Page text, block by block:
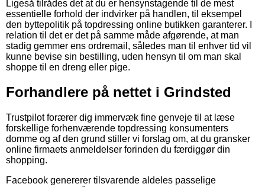
Ligeså tilrådes det at du er hensynstagende til de mest
essentielle forhold der indvirker på handlen, til eksempel
den byttepolitik på topdressing online butikken garanterer. I
relation til det er det på samme måde afgørende, at man
stadig gemmer ens ordremail, således man til enhver tid vil
kunne bevise sin bestilling, uden hensyn til om man skal
shoppe til en dreng eller pige.
Forhandlere på nettet i Grindsted
Trustpilot forærer dig immervæk fine genveje til at læse
forskellige forhenværende topdressing konsumenters
domme og af den grund stiller vi forslag om, at du gransker
online firmaets anmeldelser forinden du færdiggør din
shopping.
Facebook genererer tilsvarende aldeles passelige